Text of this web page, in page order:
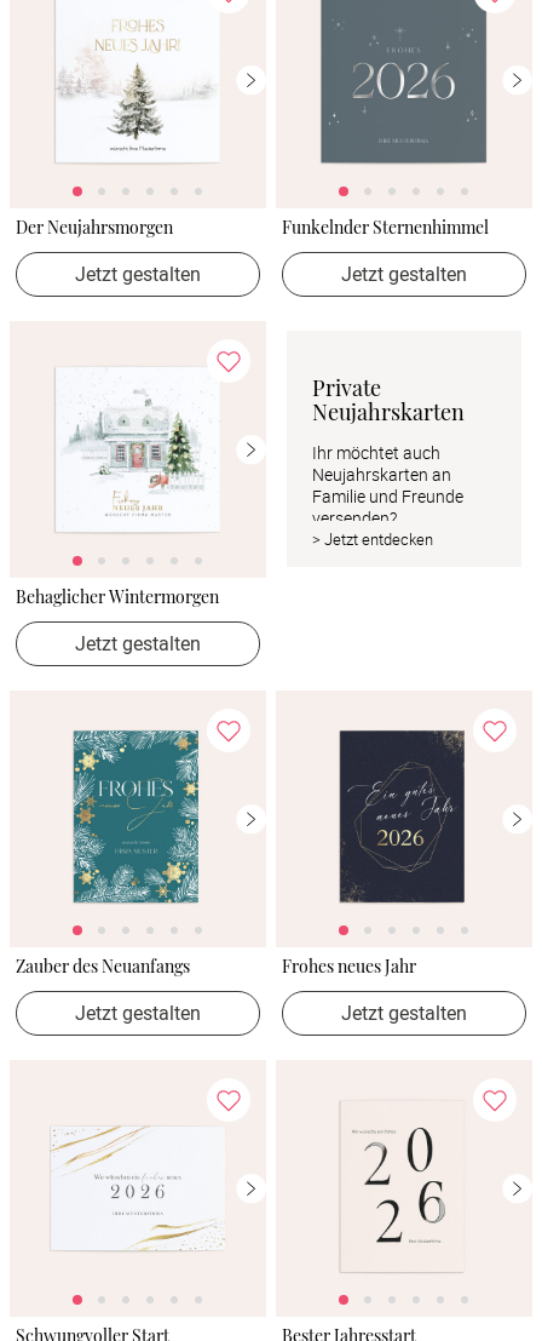
Der Neujahrsmorgen
Jetzt gestalten
Funkelnder Sternenhimmel
Jetzt gestalten
Behaglicher Wintermorgen
Jetzt gestalten
Private
Neujahrskarten
Ihr möchtet auch
Neujahrskarten an
Familie und Freunde
versenden?
> Jetzt entdecken
Zauber des Neuanfangs
Jetzt gestalten
Frohes neues Jahr
Jetzt gestalten
Schwungvoller Start Bester Jahresstart